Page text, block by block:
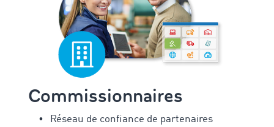
Commissionnaires
Réseau de confiance de partenaires